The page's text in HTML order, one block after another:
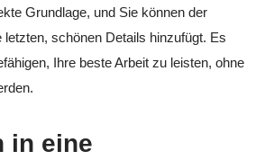
Grundlage, und Sie können der
schönen Details hinzufügt. Es
Ihre beste Arbeit zu leisten, ohne
in eine